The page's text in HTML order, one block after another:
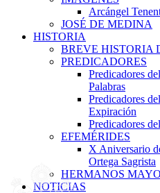
Arcángel
JOSÉ DE MEDINA
HISTORIA
BREVE HISTORIA
PREDICADORES
Predicadores
Palabras
Predicadores
Expiración
Predicadores
EFEMÉRIDES
X Aniversario
Ortega Sagrista
HERMANOS
NOTICIAS